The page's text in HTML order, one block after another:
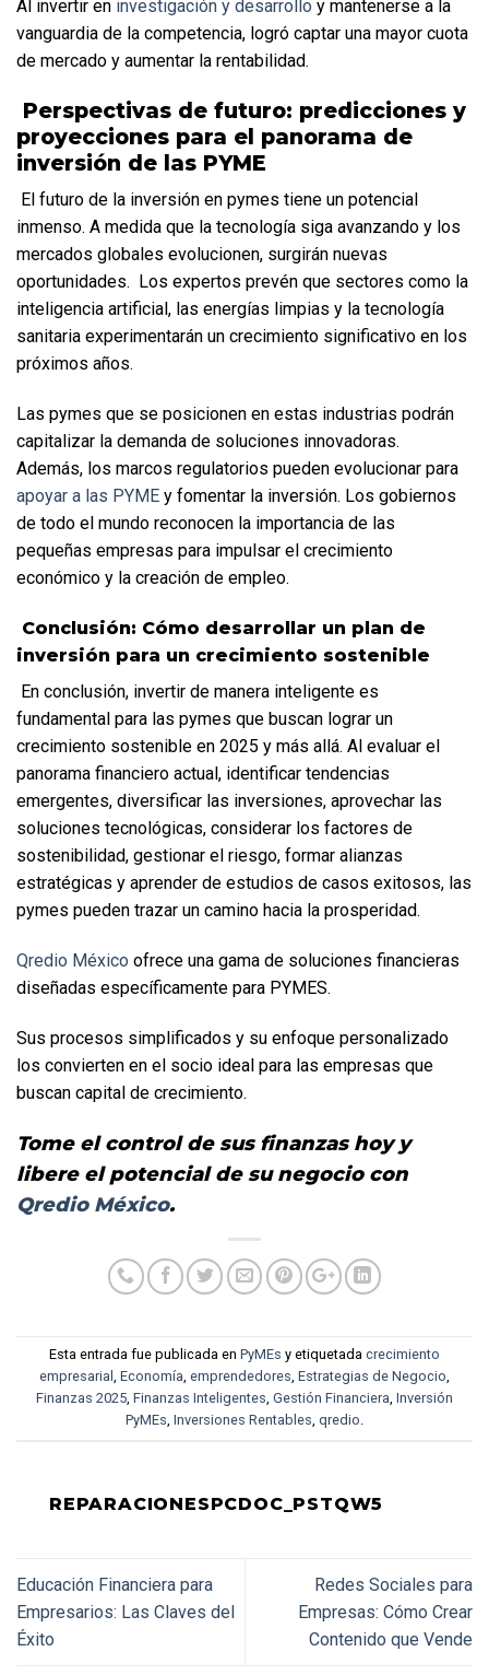
Al invertir en investigación y desarrollo y mantenerse a la
vanguardia de la competencia, logró captar una mayor cuota
de mercado y aumentar la rentabilidad.
proyecciones para el panorama de
inversión de las PYME
inmenso. A medida que la tecnología siga avanzando y los
mercados globales evolucionen, surgirán nuevas
oportunidades.  Los expertos prevén que sectores como la
inteligencia artificial, las energías limpias y la tecnología
sanitaria experimentarán un crecimiento significativo en los
próximos años.
Las pymes que se posicionen en estas industrias podrán
capitalizar la demanda de soluciones innovadoras.
apoyar a las PYME y fomentar la inversión. Los gobiernos
de todo el mundo reconocen la importancia de las
pequeñas empresas para impulsar el crecimiento
económico y la creación de empleo.
inversión para un crecimiento sostenible
fundamental para las pymes que buscan lograr un
crecimiento sostenible en 2025 y más allá. Al evaluar el
panorama financiero actual, identificar tendencias
emergentes, diversificar las inversiones, aprovechar las
soluciones tecnológicas, considerar los factores de
sostenibilidad, gestionar el riesgo, formar alianzas
estratégicas y aprender de estudios de casos exitosos, las
pymes pueden trazar un camino hacia la prosperidad.
Qredio México ofrece una gama de soluciones financieras
diseñadas específicamente para PYMES.
Sus procesos simplificados y su enfoque personalizado
los convierten en el socio ideal para las empresas que
buscan capital de crecimiento.
Tome el control de sus finanzas hoy y
Qredio México.
Esta entrada fue publicada en PyMEs y etiquetada crecimiento
empresarial
Economía emprendedores Estrategias de Negocio
Finanzas 2025 Finanzas Inteligentes Gestión Financiera Inversión
PyMEs Inversiones Rentables qredio
REPARACIONESPCDOC_PSTQW5
Educación Financiera para
Empresarios: Las Claves del
Éxito
Redes Sociales para
Empresas: Cómo Crear
Contenido que Vende